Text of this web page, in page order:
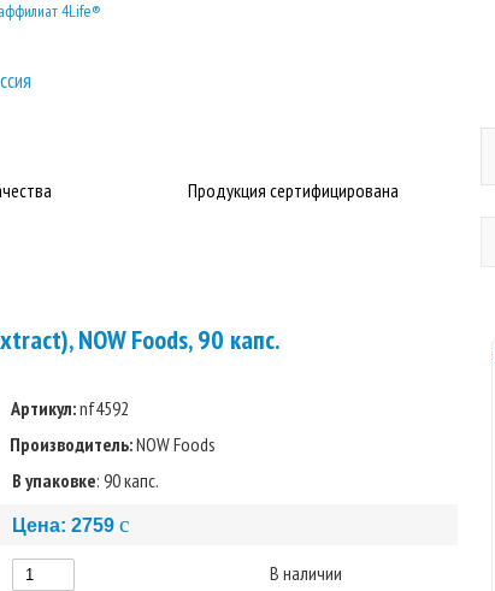
Продукция сертифицирована
4Life®
NOW Foods, 90 капс.
Артикул:nf4592
Производитель:NOW Foods
В упаковке: 90 капс.
Цена: 2759 c
В наличии